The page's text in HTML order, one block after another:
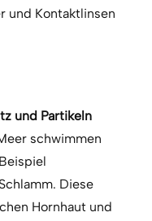
und Kontaktlinsen
und Partikeln
schwimmen
Diese
Hornhaut und